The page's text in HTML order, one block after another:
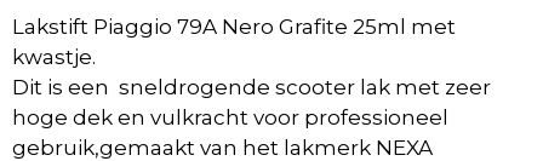
Lakstift Piaggio 79A Nero Grafite 25ml met
kwastje.
Dit is een sneldrogende scooter lak met zeer
hoge dek en vulkracht voor professioneel
gebruik,gemaakt van het lakmerk NEXA